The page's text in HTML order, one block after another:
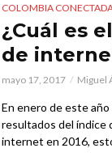
COLOMBIA
¿Cuál es
de
mayo 17, 2017 Miguel
En enero de este
resultados del índice
internet en 2016,